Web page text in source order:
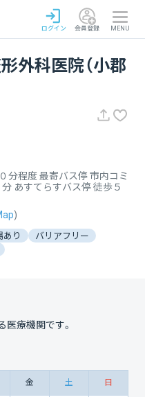
ログイン 会員登録 MENU
外科医院（小郡
分程度 最寄バス停 市内コミ
あすてらすバス停 徒歩５
)
あり
バリアフリー
医療機関です。
金 土 日